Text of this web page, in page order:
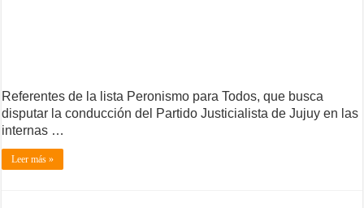
Referentes de la lista Peronismo para Todos, que busca
disputar la conducción del Partido Justicialista de Jujuy en las
internas …
Leer más »